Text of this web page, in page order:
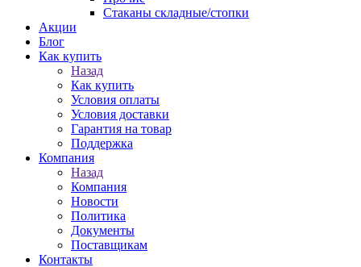
Стаканы складные/стопки
Акции
Блог
Как купить
Назад
Как купить
Условия оплаты
Условия доставки
Гарантия на товар
Поддержка
Компания
Назад
Компания
Новости
Политика
Документы
Поставщикам
Контакты